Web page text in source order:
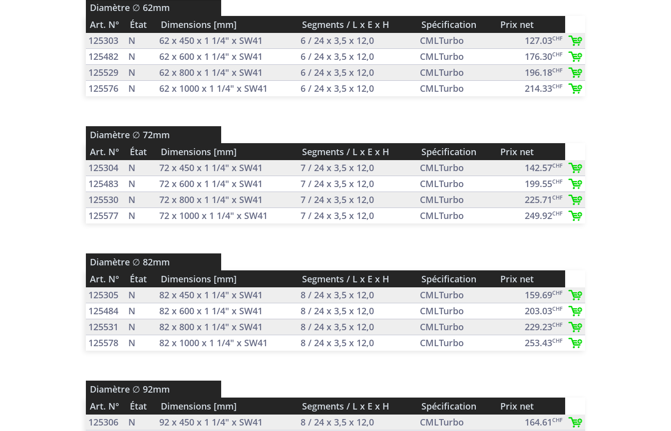
Diamètre ∅ 62mm
Art. N°
État Dimensions [mm] Segments / L x E x H Spécification
Prix net
125303
N 62 x 450 x 1 1/4" x SW41 6 / 24 x 3,5 x 12,0 CMLTurbo 127.03CHF
125482 N 62 x 600 x 1 1/4" x SW41 6 / 24 x 3,5 x 12,0 CMLTurbo 176.30CHF
125529 N 62 x 800 x 1 1/4" x SW41 6 / 24 x 3,5 x 12,0 CMLTurbo 196.18CHF
125576 N 62 x 1000 x 1 1/4" x SW41 6 / 24 x 3,5 x 12,0 CMLTurbo 214.33CHF
Diamètre ∅ 72mm
Art. N°
État Dimensions [mm] Segments / L x E x H Spécification
Prix net
125304
N 72 x 450 x 1 1/4" x SW41 7 / 24 x 3,5 x 12,0 CMLTurbo 142.57CHF
125483 N 72 x 600 x 1 1/4" x SW41 7 / 24 x 3,5 x 12,0 CMLTurbo 199.55CHF
125530 N 72 x 800 x 1 1/4" x SW41 7 / 24 x 3,5 x 12,0 CMLTurbo 225.71 CHF
125577 N 72 x 1000 x 1 1/4" x SW41 7 / 24 x 3,5 x 12,0 CMLTurbo 249.92CHF
Diamètre ∅ 82mm
Art. N°
État Dimensions [mm] Segments / L x E x H Spécification
Prix net
125305
N 82 x 450 x 1 1/4" x SW41 8 / 24 x 3,5 x 12,0 CMLTurbo 159.69CHF
125484 N 82 x 600 x 1 1/4" x SW41 8 / 24 x 3,5 x 12,0 CMLTurbo 203.03CHF
125531 N 82 x 800 x 1 1/4" x SW41 8 / 24 x 3,5 x 12,0 CMLTurbo 229.23CHF
125578 N 82 x 1000 x 1 1/4" x SW41 8 / 24 x 3,5 x 12,0 CMLTurbo 253.43CHF
Diamètre ∅ 92mm
Art. N°
État Dimensions [mm] Segments / L x E x H Spécification
Prix net
125306
N 92 x 450 x 1 1/4" x SW41 8 / 24 x 3,5 x 12,0 CMLTurbo 164.61 CHF